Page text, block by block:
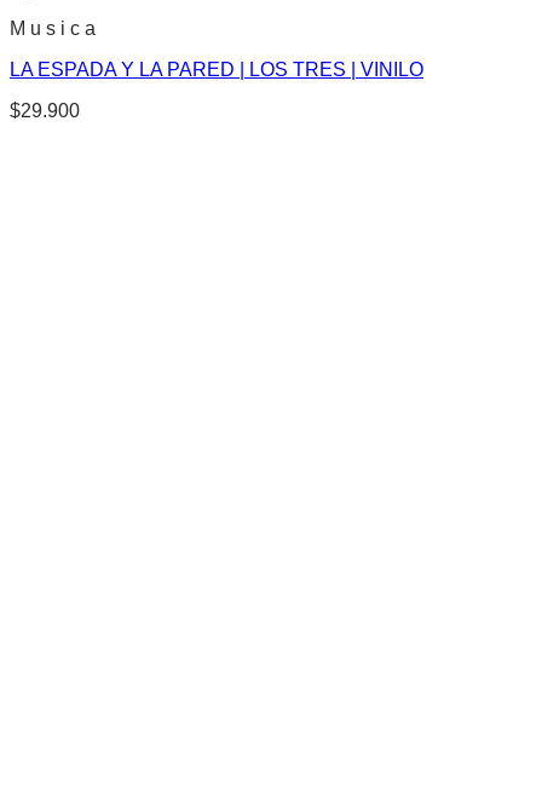
M u s i c a
LA ESPADA Y LA PARED | LOS TRES | VINILO
$29.900